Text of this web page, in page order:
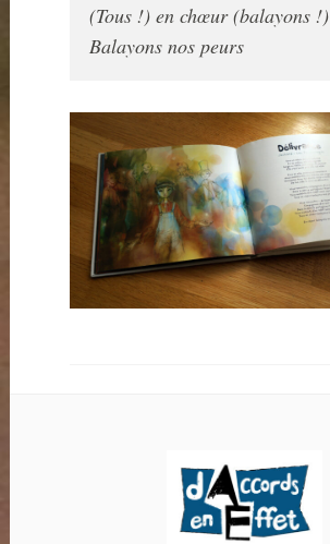
(Tous !) en chœur (balayons !)
Balayons nos peurs